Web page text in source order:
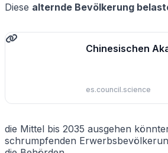
Diese alternde Bevölkerung
Chinesischen
es.council.science
die Mittel bis 2035 ausgehen
schrumpfenden